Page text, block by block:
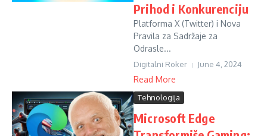
Prihod i Konkurenciju
Platforma X (Twitter) i Nova
Pravila za Sadržaje za
Odrasle...
Digitalni Roker June 4, 2024
Read More
Tehnologija
Microsoft Edge